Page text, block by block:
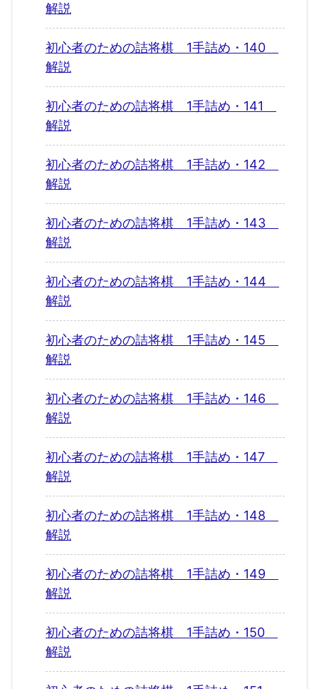
解説
初心者のための詰将棋 1手詰め・140
解説
初心者のための詰将棋 1手詰め・141
解説
初心者のための詰将棋 1手詰め・142
解説
初心者のための詰将棋 1手詰め・143
解説
初心者のための詰将棋 1手詰め・144
解説
初心者のための詰将棋 1手詰め・145
解説
初心者のための詰将棋 1手詰め・146
解説
初心者のための詰将棋 1手詰め・147
解説
初心者のための詰将棋 1手詰め・148
解説
初心者のための詰将棋 1手詰め・149
解説
初心者のための詰将棋 1手詰め・150
解説